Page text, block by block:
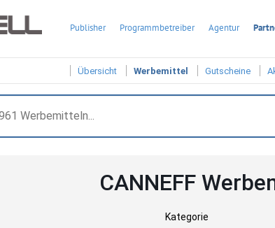
Publisher Programmbetreiber Agentur
Übersicht Werbemittel Gutscheine
CANNEFF
Kategorie